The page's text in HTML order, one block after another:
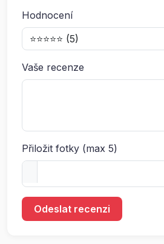
Hodnocení
Vaše recenze
Přiložit fotky (max 5)
Odeslat recenzi